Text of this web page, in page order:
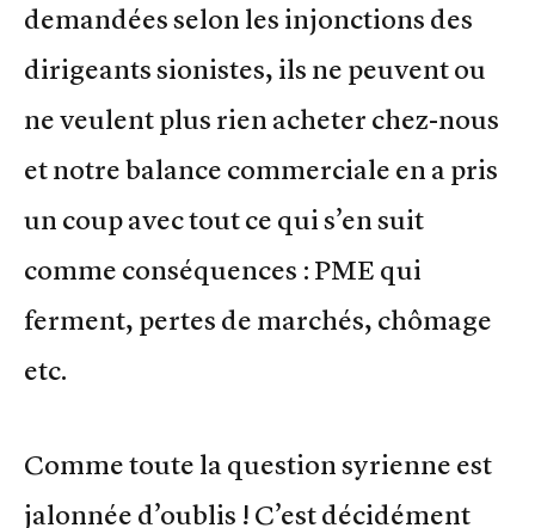
demandées selon les injonctions des
dirigeants sionistes, ils ne peuvent ou
ne veulent plus rien acheter chez-nous
et notre balance commerciale en a pris
un coup avec tout ce qui s’en suit
comme conséquences : PME qui
ferment, pertes de marchés, chômage
etc.
Comme toute la question syrienne est
jalonnée d’oublis ! C’est décidément